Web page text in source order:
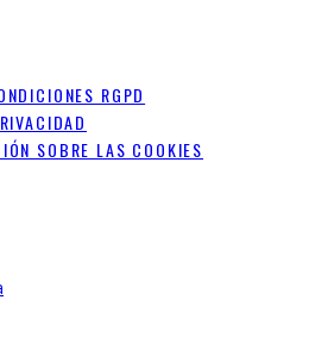
RGPD
SOBRE LAS COOKIES